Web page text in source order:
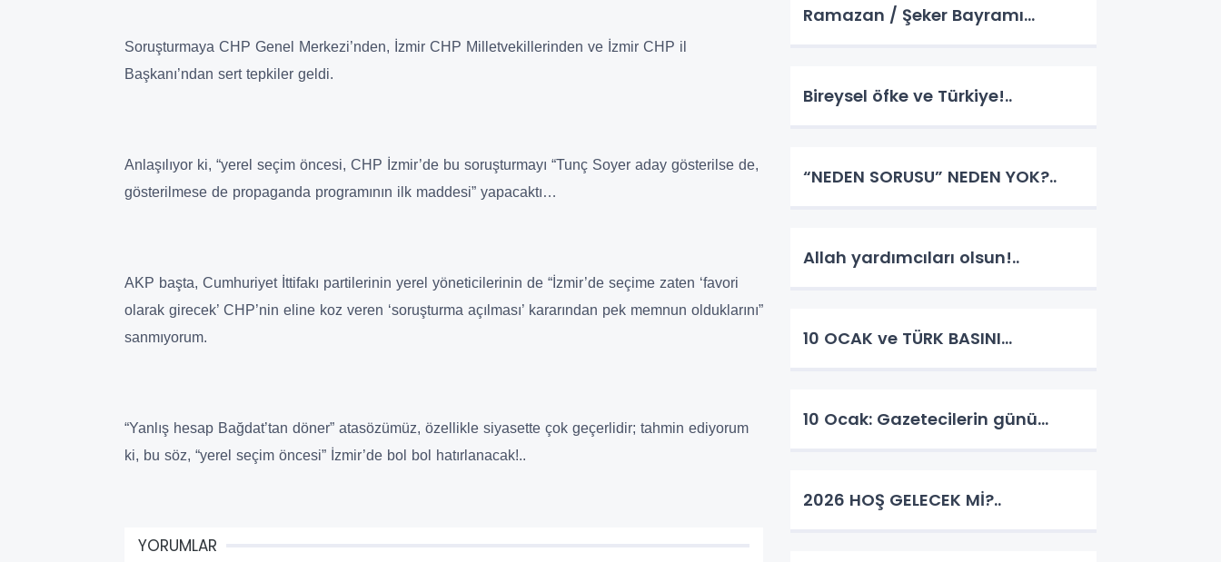
Soruşturmaya CHP Genel Merkezi’nden, İzmir CHP Milletvekillerinden ve İzmir CHP il
Başkanı’ndan sert tepkiler geldi.
Anlaşılıyor ki, “yerel seçim öncesi, CHP İzmir’de bu soruşturmayı “Tunç Soyer aday gösterilse de,
gösterilmese de propaganda programının ilk maddesi” yapacaktı…
AKP başta, Cumhuriyet İttifakı partilerinin yerel yöneticilerinin de “İzmir’de seçime zaten ‘favori
olarak girecek’ CHP’nin eline koz veren ‘soruşturma açılması’ kararından pek memnun olduklarını”
sanmıyorum.
“Yanlış hesap Bağdat’tan döner” atasözümüz, özellikle siyasette çok geçerlidir; tahmin ediyorum
ki, bu söz, “yerel seçim öncesi” İzmir’de bol bol hatırlanacak!..
YORUMLAR
Ramazan / Şeker Bayramı…
Bireysel öfke ve Türkiye!..
“NEDEN SORUSU” NEDEN YOK?..
Allah yardımcıları olsun!..
10 OCAK ve TÜRK BASINI…
10 Ocak: Gazetecilerin günü…
2026 HOŞ GELECEK Mİ?..